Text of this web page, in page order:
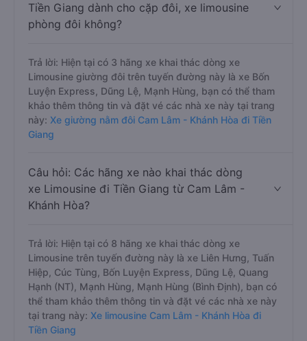
Tiền Giang dành cho cặp đôi, xe limousine
phòng đôi không?
Trả lời: Hiện tại có 3 hãng xe khai thác dòng xe
Limousine giường đôi trên tuyến đường này là xe Bốn
Luyện Express, Dũng Lệ, Mạnh Hùng, bạn có thể tham
khảo thêm thông tin và đặt vé các nhà xe này tại trang
này: Xe giường nằm đôi Cam Lâm - Khánh Hòa đi Tiền
Giang
Câu hỏi: Các hãng xe nào khai thác dòng
xe Limousine đi Tiền Giang từ Cam Lâm -
Khánh Hòa?
Trả lời: Hiện tại có 8 hãng xe khai thác dòng xe
Limousine trên tuyến đường này là xe Liên Hưng, Tuấn
Hiệp, Cúc Tùng, Bốn Luyện Express, Dũng Lệ, Quang
Hạnh (NT), Mạnh Hùng, Mạnh Hùng (Bình Định), bạn có
thể tham khảo thêm thông tin và đặt vé các nhà xe này
tại trang này: Xe limousine Cam Lâm - Khánh Hòa đi
Tiền Giang